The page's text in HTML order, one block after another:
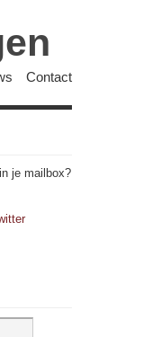
Contact
je mailbox?